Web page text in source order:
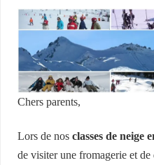
Chers parents,
Lors de nosclasses de neige
de visiter une fromagerie et